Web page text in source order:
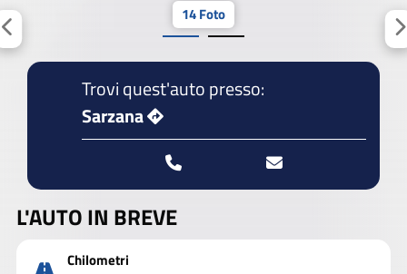
14 Foto
Trovi quest'auto presso:
Sarzana
L'AUTO IN BREVE
Chilometri